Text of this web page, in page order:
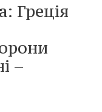
Греція
–